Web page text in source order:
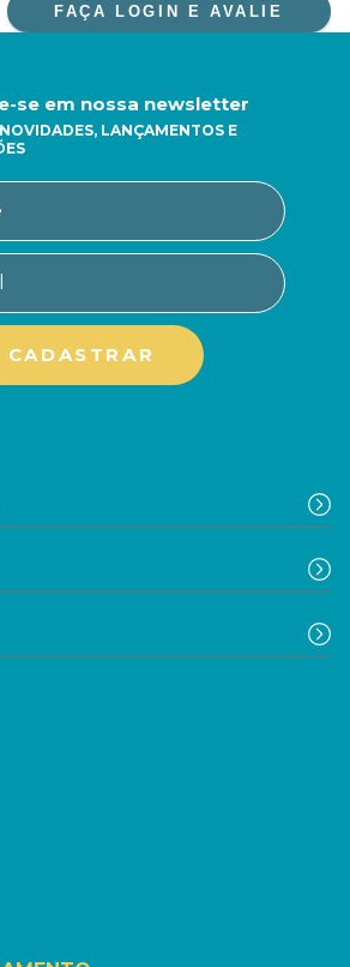
FAÇA LOGIN E AVALIE
se em nossa newsletter
LANÇAMENTOS E